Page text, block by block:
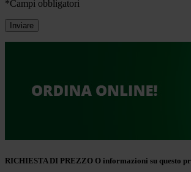
*Campi obbligatori
RICHIESTA DI PREZZO O informazioni su questo